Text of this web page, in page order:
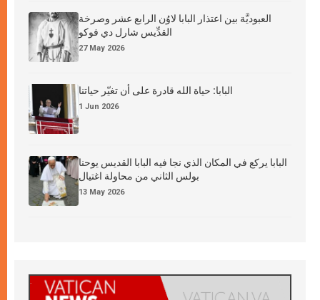
العبوديَّة بين اعتذار البابا لاوُن الرابع عشر وصرخة
القدِّيس شارل دي فوكو
27 May 2026
البابا: حياة الله قادرة على أن تغيّر حياتنا
1 Jun 2026
البابا يركع في المكان الذي نجا فيه البابا القديس يوحنا
بولس الثاني من محاولة اغتيال
13 May 2026